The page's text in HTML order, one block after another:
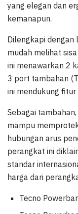
yang elegan dan
kemanapun.
Dilengkapi dengan
mudah melihat
ini menawarkan 2
3 port tambahan
ini mendukung
Sebagai
mampu
hubungan arus
perangkat ini
standar
harga dari
Tecno